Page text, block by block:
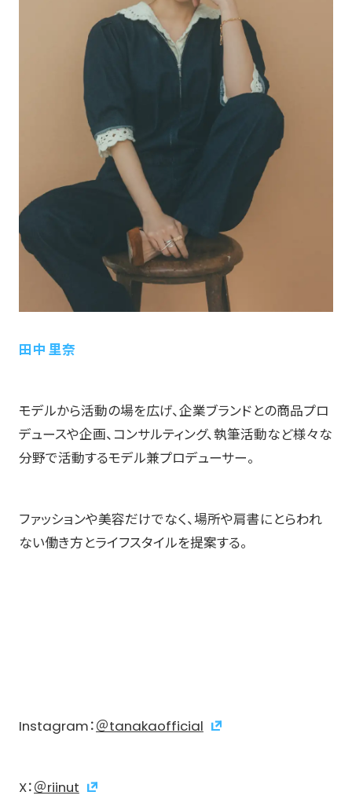
田中 里奈
モデルから活動の場を広げ、企業ブランドとの商品プロ
デュースや企画、コンサルティング、執筆活動など様々な
分野で活動するモデル兼プロデューサー。
ファッションや美容だけでなく、場所や肩書にとらわれ
ない働き方とライフスタイルを提案する。
Instagram：＠tanakaofficial
X：＠riinut